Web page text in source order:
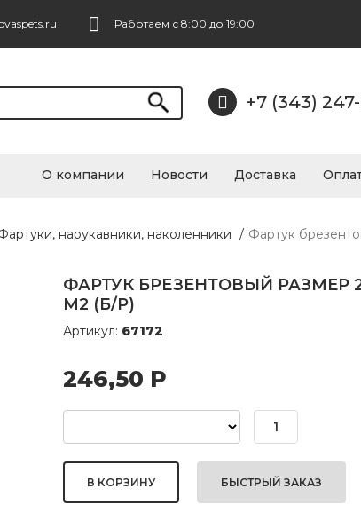
Работаем с 8:00 до 19:00
+7 (343)
О компании Новости Доставка
нарукавники, наколенники / Фартук
ФАРТУК БРЕЗЕНТОВЫЙ РАЗМЕР
М2 (Б/Р)
Артикул: 67172
246,50 Р
БЫСТРЫЙ ЗАКАЗ